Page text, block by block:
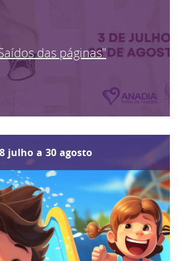
das páginas"
julho a 30 agosto